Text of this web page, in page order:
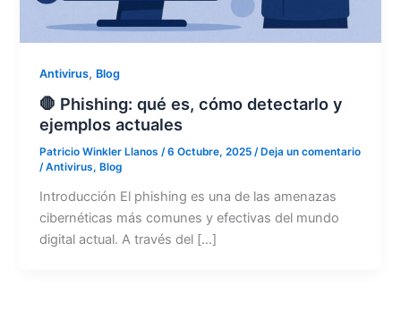
Antivirus, Blog
🛑 Phishing: qué es, cómo detectarlo y
ejemplos actuales
Patricio Winkler Llanos/6 Octubre, 2025/ Deja un comentario
/Antivirus, Blog
Introducción El phishing es una de las amenazas
cibernéticas más comunes y efectivas del mundo
digital actual. A través del […]